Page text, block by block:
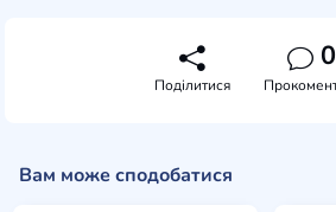
Поділитися
0
Вам може сподобатися